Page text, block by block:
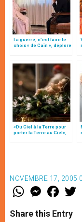
La guerre, c’est faire le
choix « de Caïn », déplore
«Du Ciel à la Terre pour
porter la Terre au Ciel»,
NOVEMBRE 17, 2005
W
t
s
M
e
s
e
F
a
e
b
Share this Entry